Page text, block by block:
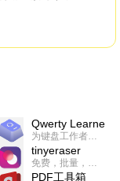
Qwerty Learner
为键盘工作者设计的单词与肌肉记忆锻炼软件
tinyeraser
免费，批量，快速，一键换背景的桌面软件
PDF工具箱